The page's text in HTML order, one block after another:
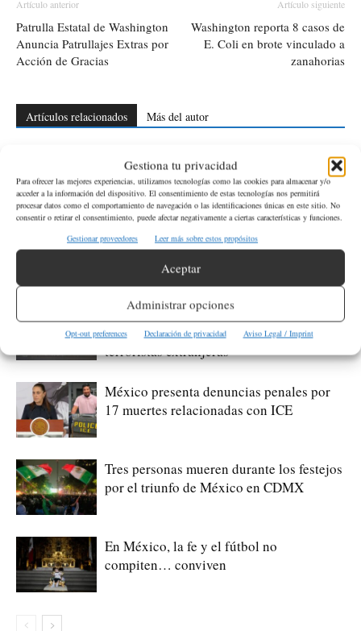
Gestiona tu privacidad
Para ofrecer las mejores experiencias, utilizamos tecnologías como las cookies para almacenar y/o
acceder a la información del dispositivo. El consentimiento de estas tecnologías nos permitirá
procesar datos como el comportamiento de navegación o las identificaciones únicas en este sitio. No
consentir o retirar el consentimiento, puede afectar negativamente a ciertas características y funciones.
Gestionar proveedores
Leer más sobre estos propósitos
Aceptar
Administrar opciones
Opt-out preferences Declaración de privacidad Aviso Legal / Imprint
Artículo anterior
Patrulla Estatal de Washington
Anuncia Patrullajes Extras por
Acción de Gracias
Artículo siguiente
Washington reporta 8 casos de
E. Coli en brote vinculado a
zanahorias
Artículos relacionados Más del autor
Comienza el depósito del apoyo escolar
para estudiantes de primaria en México
Investigación por el feminicidio de la
influencer Valeria Márquez apunta al hijo
EE.UU. designa al Cártel de Juárez y a
Los Viagras como organizaciones
terroristas extranjeras
México presenta denuncias penales por
17 muertes relacionadas con ICE
Tres personas mueren durante los festejos
por el triunfo de México en CDMX
En México, la fe y el fútbol no
compiten… conviven